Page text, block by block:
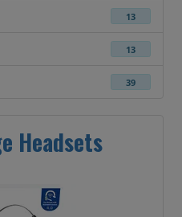
13
13
39
Headsets